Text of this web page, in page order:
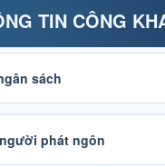
TIN CÔNG
sách
phát ngôn